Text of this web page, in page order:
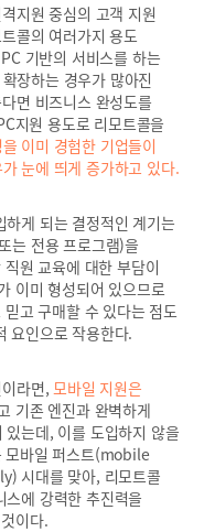
지원 중심의 고객 지원
콜의 여러가지 용도
기반의 서비스를 하는
장하는 경우가 많아진
면 비즈니스 완성도를
지원 용도로 리모트콜을
이미 경험한 기업들이
눈에 띄게 증가하고 있다.
게 되는 결정적인 계기는
는 전용 프로그램)을
원 교육에 대한 부담이
이미 형성되어 있으므로
고 구매할 수 있다는 점도
요인으로 작용한다.
라면, 모바일 지원은
기존 엔진과 완벽하게
는데, 이를 도입하지 않을
모바일 퍼스트(mobile
시대를 맞아, 리모트콜
스에 강력한 추진력을
이다.